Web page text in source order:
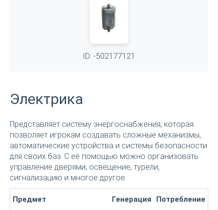
ID: -502177121
Электрика
Представляет систему энергоснабжения, которая
позволяет игрокам создавать сложные механизмы,
автоматические устройства и системы безопасности
для своих баз. С её помощью можно организовать
управление дверями, освещение, турели,
сигнализацию и многое другое.
Предмет Генерация Потребление